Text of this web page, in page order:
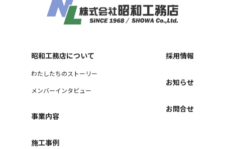
昭和工務店について
わたしたちのストーリー
メンバーインタビュー
事業内容
施工事例
採用情報
お知らせ
お問合せ